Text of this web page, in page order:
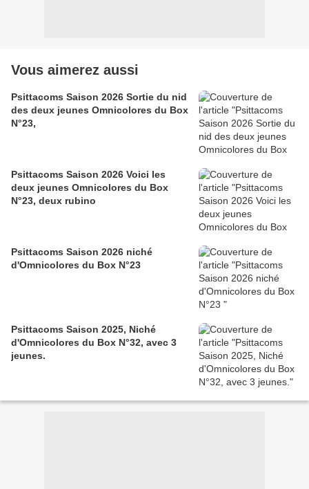
Vous aimerez aussi
Psittacoms Saison 2026 Sortie du nid
des deux jeunes Omnicolores du Box
N°23,
Psittacoms Saison 2026 Voici les
deux jeunes Omnicolores du Box
N°23, deux rubino
Psittacoms Saison 2026 niché
d'Omnicolores du Box N°23
Psittacoms Saison 2025, Niché
d'Omnicolores du Box N°32, avec 3
jeunes.